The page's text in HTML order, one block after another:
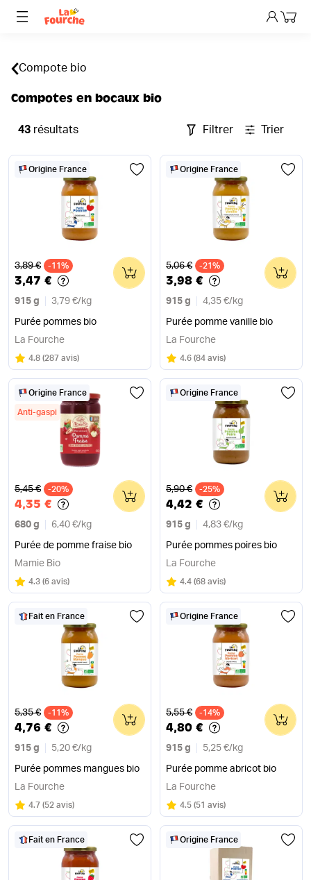
Mon
Compote bio
Compotes en bocaux bio
43 résultats Filtrer Trier
Origine France
Ancien prix
3,89 € -11%
3,47 €
915 g 3,79 €/ kg
Purée pommes bio
0
La Fourche
Note
4.8 sur 5
(287 avis)
Origine France
Ancien prix
5,06 € -21%
3,98 €
915 g 4,35 €/ kg
Purée pomme vanille bio
0
La Fourche
Note
4.6 sur 5
(84 avis)
Origine France
Anti-gaspi
Ancien prix
5,45 € -20%
4,35 €
680 g 6,40 €/ kg
Purée de pomme fraise bio
0
Mamie Bio
Note
4.3 sur 5
(6 avis)
Origine France
Ancien prix
5,90 € -25%
4,42 €
915 g 4,83 €/ kg
Purée pommes poires bio
0
La Fourche
Note
4.4 sur 5
(68 avis)
Fait en France
Ancien prix
5,35 € -11%
4,76 €
915 g 5,20 €/ kg
Purée pommes mangues bio
0
La Fourche
Note
4.7 sur 5
(52 avis)
Origine France
Ancien prix
5,55 € -14%
4,80 €
915 g 5,25 €/ kg
Purée pomme abricot bio
0
La Fourche
Note
4.5 sur 5
(51 avis)
Fait en France Origine France